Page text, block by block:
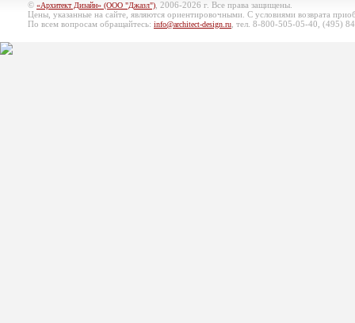
© «Архитект Дизайн» (ООО "Джазл") , 2006-2026 г. Все права защищены.
Цены, указанные на сайте, являются ориентировочными. С условиями возврата
По всем вопросам обращайтесь: info@architect-design.ru , тел. 8-800-505-05-40, (495)